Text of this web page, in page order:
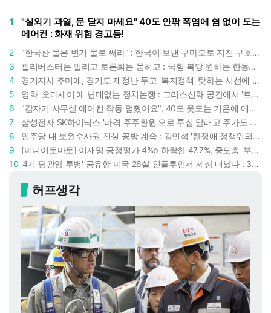
1
"실외기 과열, 문 닫지 마세요" 40도 안팎 폭염에 쉼 없이 도는
에어컨 : 화재 위험 경고등!
2
"한국산 물은 변기 물로 써라" : 한국이 보낸 구마모토 지진 구호품에 한 일본인의 '어처구니 없는' 반응
3
필리버스터는 밀리고 토론회는 묻히고 : 국힘 복당 원하는 한동훈, '검사 정치'의 한계만 드러내나
4
경기지사 추미애, 경기도 재정난 두고 '복지정책' 탓하는 시선에 정면 반박 : "고령자와 아이 인구 급증"
5
영화 '오디세이'에 난데없는 정치논쟁 : 그리스신화 공간에서 '트럼프 전쟁의 참혹함'이 보인다
6
"갑자기 사무실 에어컨 작동 멈췄어요", 40도 웃도는 기온에 에어컨도 숨이 찬다
7
삼성전자 SK하이닉스 '파격 주주환원'으로 투심 달래고 주가도 받칠까, 100조 넘는 추가 배당 재원에 쏠리는 눈
8
민주당 내 보완수사권 진실 공방 계속 : 김민석 '한정애 정책위의장' 발언 근거로 내세우자 사무총장 지낸 조승래 반박
9
[미디어토마토] 이재명 긍정평가 4%p 하락한 47.7%, 중도층 '부정 49.7% vs 긍정 42.9%'
10
'4기 담관암 투병' 공유한 미국 26살 인플루언서 세상 떠났다 : 3년간 보여준 희망과 용기
허프생각